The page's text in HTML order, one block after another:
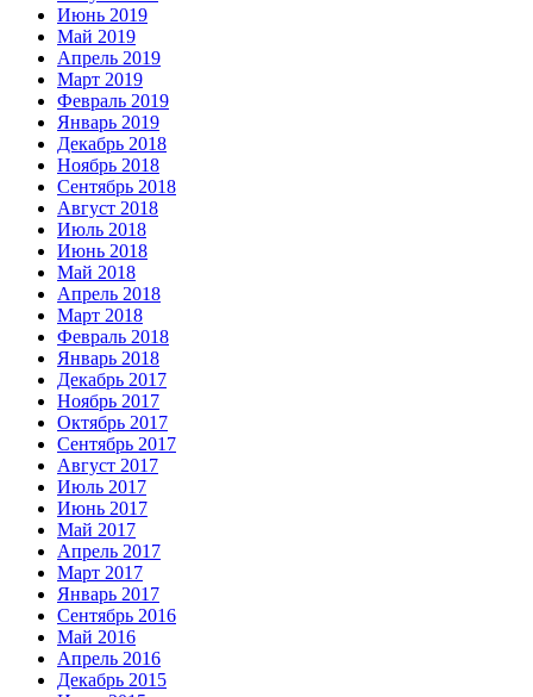
Июнь 2019
Май 2019
Апрель 2019
Март 2019
Февраль 2019
Январь 2019
Декабрь 2018
Ноябрь 2018
Сентябрь 2018
Август 2018
Июль 2018
Июнь 2018
Май 2018
Апрель 2018
Март 2018
Февраль 2018
Январь 2018
Декабрь 2017
Ноябрь 2017
Октябрь 2017
Сентябрь 2017
Август 2017
Июль 2017
Июнь 2017
Май 2017
Апрель 2017
Март 2017
Январь 2017
Сентябрь 2016
Май 2016
Апрель 2016
Декабрь 2015